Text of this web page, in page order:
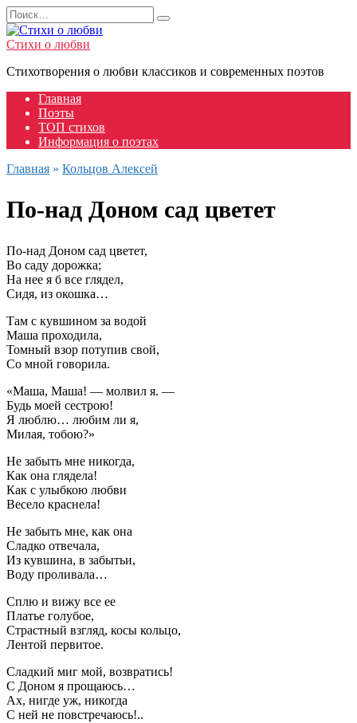
Перейти
к
содержанию
Search
for:
Стихи о любви
Стихотворения о любви классиков и современных поэтов
Главная
Поэты
ТОП стихов
Информация о поэтах
Главная » Кольцов Алексей
По-над Доном сад цветет
По-над Доном сад цветет,
Во саду дорожка;
На нее я б все глядел,
Сидя, из окошка…
Там с кувшином за водой
Маша проходила,
Томный взор потупив свой,
Со мной говорила.
«Маша, Маша! — молвил я. —
Будь моей сестрою!
Я люблю… любим ли я,
Милая, тобою?»
Не забыть мне никогда,
Как она глядела!
Как с улыбкою любви
Весело краснела!
Не забыть мне, как она
Сладко отвечала,
Из кувшина, в забытьи,
Воду проливала…
Сплю и вижу все ее
Платье голубое,
Страстный взгляд, косы кольцо,
Лентой первитое.
Сладкий миг мой, возвратись!
С Доном я прощаюсь…
Ах, нигде уж, никогда
С ней не повстречаюсь!..